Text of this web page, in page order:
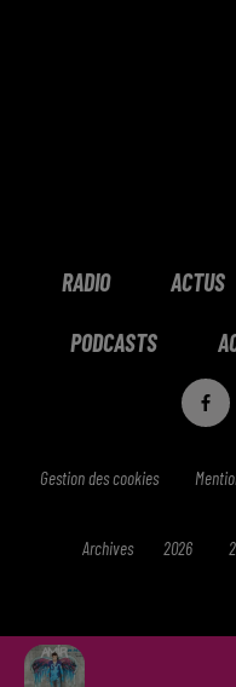
RADIO ACTUS
PODCASTS
Gestion des cookies
Archives 2026